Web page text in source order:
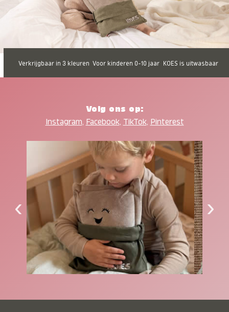
Verkrijgbaar in 3 kleuren Voor kinderen 0-10 jaar KOES is uitwasbaar
Volg ons op:
Instagram, Facebook, TikTok, Pinterest
‹ ›